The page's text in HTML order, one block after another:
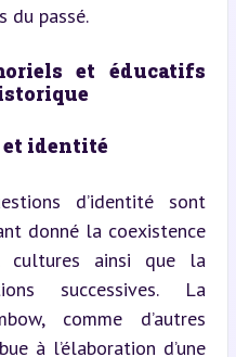
du passé.
et éducatifs
et identité
d’identité sont
donné la coexistence
cultures ainsi que la
successives. La
comme d’autres
à l’élaboration d’une